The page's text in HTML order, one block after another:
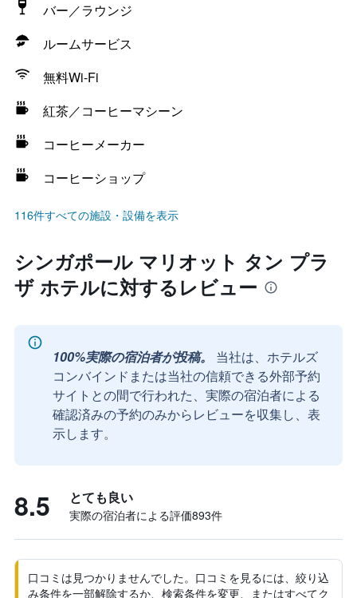
バー／ラウンジ
ルームサービス
無料Wi-Fi
紅茶／コーヒーマシーン
コーヒーメーカー
コーヒーショップ
116件すべての施設・設備を表示
シンガポール マリオット タン プラ
ザ ホテルに対するレビュー
100%実際の宿泊者が投稿。
当社は、ホテルズ
コンバインドまたは当社の信頼できる外部予約
サイトとの間で行われた、実際の宿泊者による
確認済みの予約のみからレビューを収集し、表
示します。
8.5 とても良い
実際の宿泊者による評価893​件
口コミは見つかりませんでした。口コミを見るには、絞り込
み条件を一部解除するか、検索条件を変更、またはすべてク